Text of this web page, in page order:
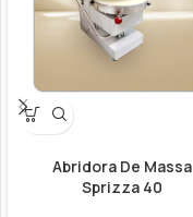
Abridora De Massa
Sprizza 40